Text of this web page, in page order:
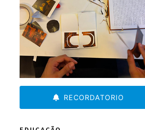
RECORDATORIO